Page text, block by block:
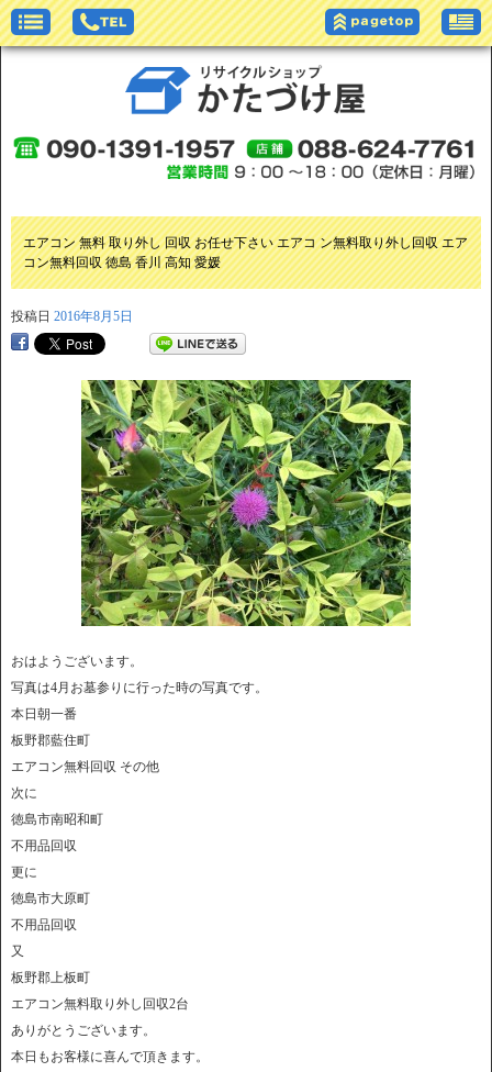
エアコン 無料 取り外し 回収 お任せ下さい エアコ ン無料取り外し回収 エア
コン無料回収 徳島 香川 高知 愛媛
投稿日 2016年8月5日
おはようございます。
写真は4月お墓参りに行った時の写真です。
本日朝一番
板野郡藍住町
エアコン無料回収 その他
次に
徳島市南昭和町
不用品回収
更に
徳島市大原町
不用品回収
又
板野郡上板町
エアコン無料取り外し回収2台
ありがとうございます。
本日もお客様に喜んで頂きます。